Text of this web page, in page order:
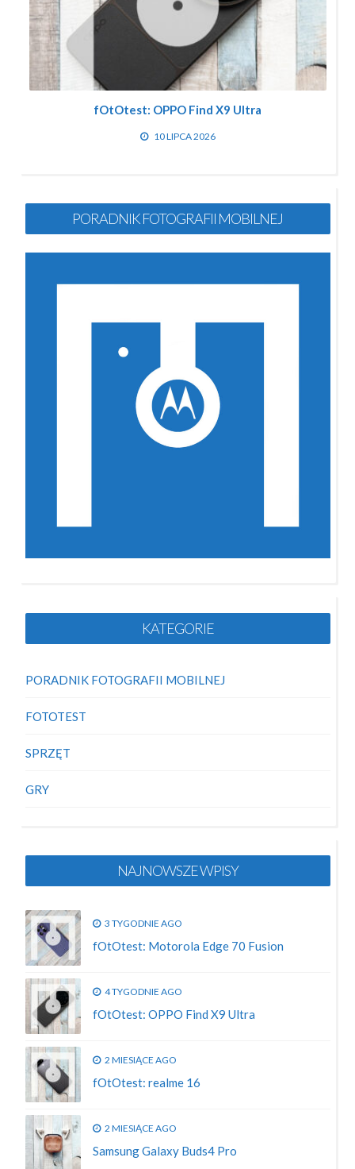
fOtOtest: OPPO Find X9 Ultra
10 LIPCA 2026
PORADNIK FOTOGRAFII MOBILNEJ
KATEGORIE
PORADNIK FOTOGRAFII MOBILNEJ
FOTOTEST
SPRZĘT
GRY
NAJNOWSZE WPISY
3 TYGODNIE AGO
fOtOtest: Motorola Edge 70 Fusion
4 TYGODNIE AGO
fOtOtest: OPPO Find X9 Ultra
2 MIESIĄCE AGO
fOtOtest: realme 16
2 MIESIĄCE AGO
Samsung Galaxy Buds4 Pro